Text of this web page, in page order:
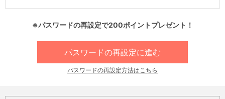
※パスワードの再設定で200ポイントプレゼント！
パスワードの再設定に進む
パスワードの再設定方法はこちら